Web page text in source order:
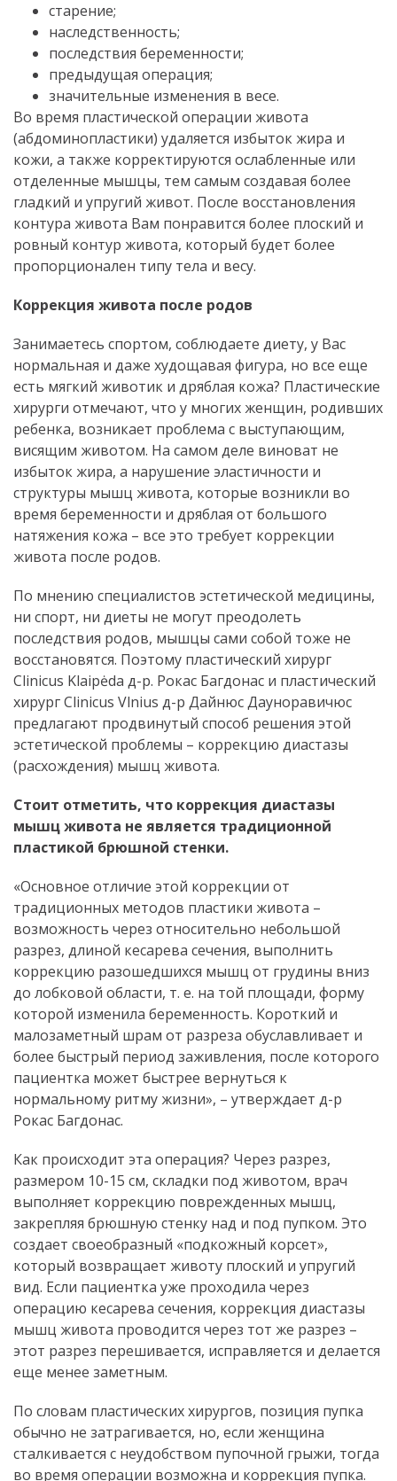
старение;
наследственность;
последствия беременности;
предыдущая операция;
значительные изменения в весе.
Во время пластической операции живота
(абдоминопластики) удаляется избыток жира и
кожи, а также корректируются ослабленные или
отделенные мышцы, тем самым создавая более
гладкий и упругий живот. После восстановления
контура живота Вам понравится более плоский и
ровный контур живота, который будет более
пропорционален типу тела и весу.
Коррекция живота после родов
Занимаетесь спортом, соблюдаете диету, у Вас
нормальная и даже худощавая фигура, но все еще
есть мягкий животик и дряблая кожа? Пластические
хирурги отмечают, что у многих женщин, родивших
ребенка, возникает проблема с выступающим,
висящим животом. На самом деле виноват не
избыток жира, а нарушение эластичности и
структуры мышц живота, которые возникли во
время беременности и дряблая от большого
натяжения кожа – все это требует коррекции
живота после родов.
По мнению специалистов эстетической медицины,
ни спорт, ни диеты не могут преодолеть
последствия родов, мышцы сами собой тоже не
восстановятся. Поэтому пластический хирург
Clinicus Klaipėda д-р. Рокас Багдонас и пластический
хирург Clinicus Vlnius д-р Дайнюс Дауноравичюс
предлагают продвинутый способ решения этой
эстетической проблемы – коррекцию диастазы
(расхождения) мышц живота.
Стоит отметить, что коррекция диастазы
мышц живота не является традиционной
пластикой брюшной стенки.
«Основное отличие этой коррекции от
традиционных методов пластики живота –
возможность через относительно небольшой
разрез, длиной кесарева сечения, выполнить
коррекцию разошедшихся мышц от грудины вниз
до лобковой области, т. е. на той площади, форму
которой изменила беременность. Короткий и
малозаметный шрам от разреза обуславливает и
более быстрый период заживления, после которого
пациентка может быстрее вернуться к
нормальному ритму жизни», – утверждает д-р
Рокас Багдонас.
Как происходит эта операция? Через разрез,
размером 10-15 см, складки под животом, врач
выполняет коррекцию поврежденных мышц,
закрепляя брюшную стенку над и под пупком. Это
создает своеобразный «подкожный корсет»,
который возвращает животу плоский и упругий
вид. Если пациентка уже проходила через
операцию кесарева сечения, коррекция диастазы
мышц живота проводится через тот же разрез –
этот разрез перешивается, исправляется и делается
еще менее заметным.
По словам пластических хирургов, позиция пупка
обычно не затрагивается, но, если женщина
сталкивается с неудобством пупочной грыжи, тогда
во время операции возможна и коррекция пупка.